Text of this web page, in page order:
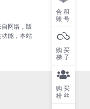
网络，版
能，本站
合租
账号
购买
梯子
购买
粉丝